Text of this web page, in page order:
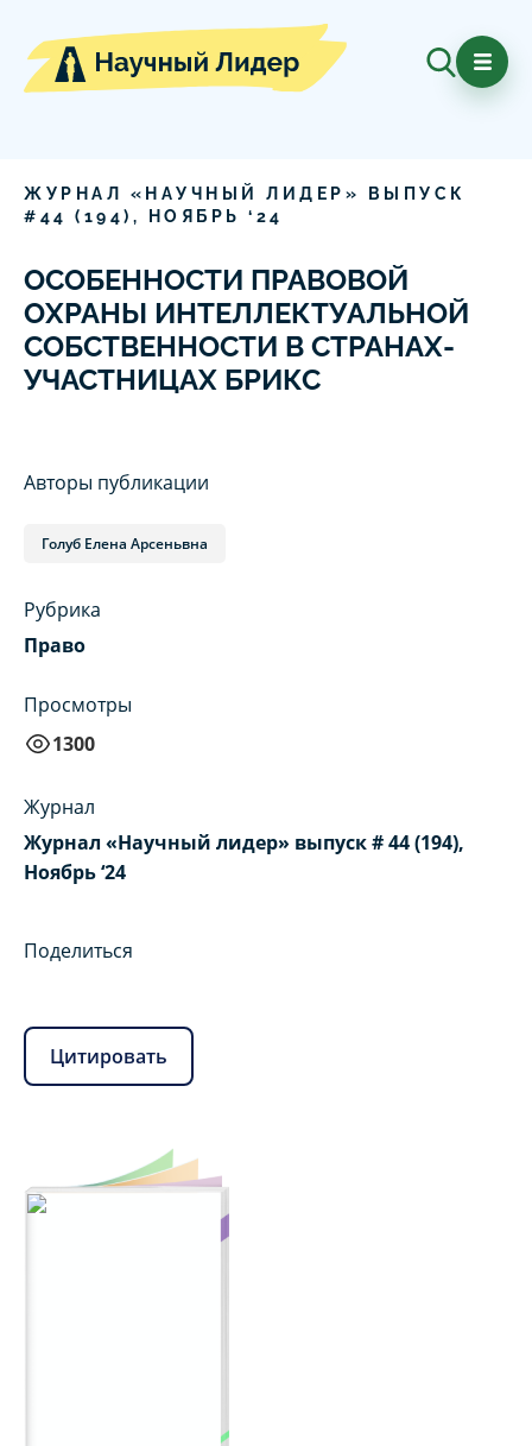
ЖУРНАЛ «НАУЧНЫЙ ЛИДЕР» ВЫПУСК
# 44 ( 194), НОЯБРЬ ‘ 24
ОСОБЕННОСТИ ПРАВОВОЙ
ОХРАНЫ ИНТЕЛЛЕКТУАЛЬНОЙ
СОБСТВЕННОСТИ В СТРАНАХ-
УЧАСТНИЦАХ БРИКС
Авторы публикации
Голуб Елена Арсеньвна
Рубрика
Право
Просмотры
1300
Журнал
Журнал «Научный лидер» выпуск # 44 (194),
Ноябрь ‘24
Поделиться
Цитировать